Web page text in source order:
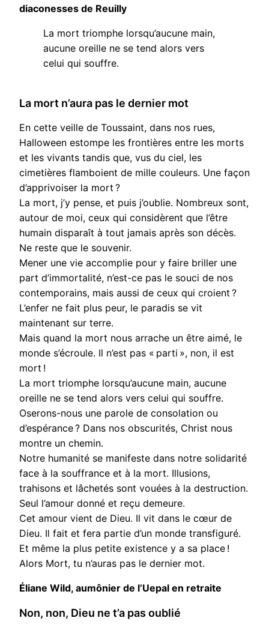
diaconesses de Reuilly
La mort triomphe lorsqu’aucune main,
aucune oreille ne se tend alors vers
celui qui souffre.
La mort n’aura pas le dernier mot
En cette veille de Toussaint, dans nos rues,
Halloween estompe les frontières entre les morts
et les vivants tandis que, vus du ciel, les
cimetières flamboient de mille couleurs. Une façon
d’apprivoiser la mort ?
La mort, j’y pense, et puis j’oublie. Nombreux sont,
autour de moi, ceux qui considèrent que l’être
humain disparaît à tout jamais après son décès.
Ne reste que le souvenir.
Mener une vie accomplie pour y faire briller une
part d’immortalité, n’est-ce pas le souci de nos
contemporains, mais aussi de ceux qui croient ?
L’enfer ne fait plus peur, le paradis se vit
maintenant sur terre.
Mais quand la mort nous arrache un être aimé, le
monde s’écroule. Il n’est pas « parti », non, il est
mort !
La mort triomphe lorsqu’aucune main, aucune
oreille ne se tend alors vers celui qui souffre.
Oserons-nous une parole de consolation ou
d’espérance ? Dans nos obscurités, Christ nous
montre un chemin.
Notre humanité se manifeste dans notre solidarité
face à la souffrance et à la mort. Illusions,
trahisons et lâchetés sont vouées à la destruction.
Seul l’amour donné et reçu demeure.
Cet amour vient de Dieu. Il vit dans le cœur de
Dieu. Il fait et fera partie d’un monde transfiguré.
Et même la plus petite existence y a sa place !
Alors Mort, tu n’auras pas le dernier mot.
Éliane Wild, aumônier de l’Uepal en retraite
Non, non, Dieu ne t’a pas oublié